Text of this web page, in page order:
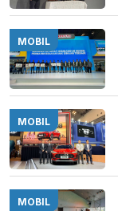
MOBIL
MOBIL
MOBIL